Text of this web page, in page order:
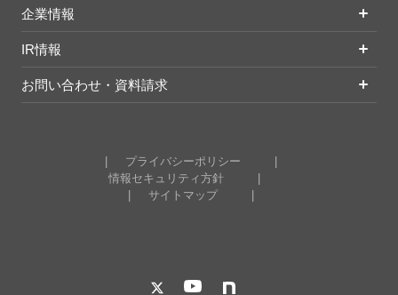
企業情報
IR情報
お問い合わせ・資料請求
プライバシーポリシー
情報セキュリティ方針
サイトマップ